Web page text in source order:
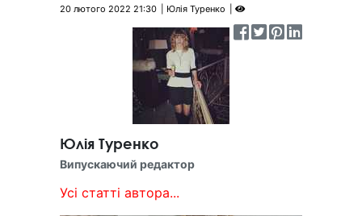
20 лютого 2022 21:30 Юлія Туренко
Юлія Туренко
Випускаючий редактор
Усі статті автора...